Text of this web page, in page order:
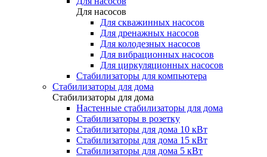
Для насосов
Для скважинных насосов
Для дренажных насосов
Для колодезных насосов
Для вибрационных насосов
Для циркуляционных насосов
Стабилизаторы для компьютера
Стабилизаторы для дома
Стабилизаторы для дома
Настенные стабилизаторы для дома
Стабилизаторы в розетку
Стабилизаторы для дома 10 кВт
Стабилизаторы для дома 15 кВт
Стабилизаторы для дома 5 кВт